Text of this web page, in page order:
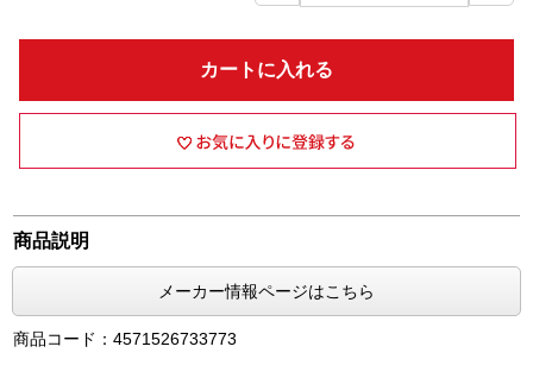
カートに入れる
商品説明
メーカー情報ページはこちら
商品コード：4571526733773